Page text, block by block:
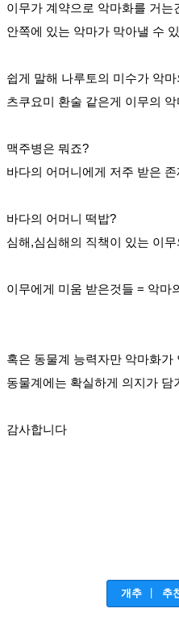
이무가 계약으로 악마화를 거는
안쪽에 있는 악마가 막아낼 수
쉽게 말해 나루토의 미수가 악
츠쿠요미 환술 같은게 이무의
맥주병은 뭐죠?
바다의 어머니에게 저주 받은 존
바다의 어머니 떡밥?
심해,심심해의 직책이 있는 이
이무에게 미움 받은것들 = 악마
혹은 동물계 능력자만 악마화가
동물계에는 확실하게 의지가 담
감사합니다
개추 추